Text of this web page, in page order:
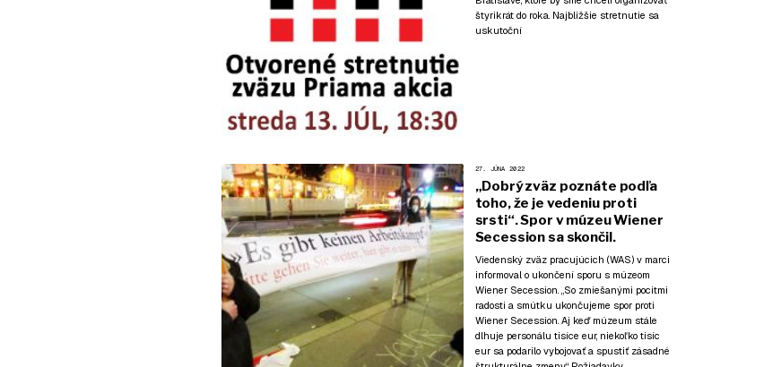
štyrikrát do roka. Najbližšie stretnutie sa
uskutoční
27. JÚNA 2022
„Dobrý zväz poznáte podľa
toho, že je vedeniu proti
srsti“. Spor v múzeu Wiener
Secession sa skončil.
Viedenský zväz pracujúcich (WAS) v marci
informoval o ukončení sporu s múzeom
Wiener Secession. „So zmiešanými pocitmi
radosti a smútku ukončujeme spor proti
Wiener Secession. Aj keď múzeum stále
dlhuje personálu tisíce eur, niekoľko tisíc
eur sa podarilo vybojovať a spustiť zásadné